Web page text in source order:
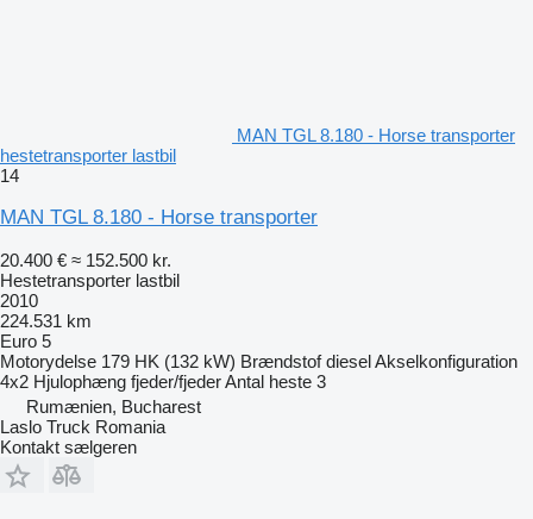
MAN TGL 8.180 - Horse transporter
hestetransporter lastbil
14
MAN TGL 8.180 - Horse transporter
20.400 € ≈ 152.500 kr.
Hestetransporter lastbil
2010
224.531 km
Euro 5
Motorydelse 179 HK (132 kW) Brændstof dieselAkselkonfiguration
4x2 Hjulophæng fjeder/fjederAntal heste 3
Rumænien, Bucharest
Laslo Truck Romania
Kontakt sælgeren